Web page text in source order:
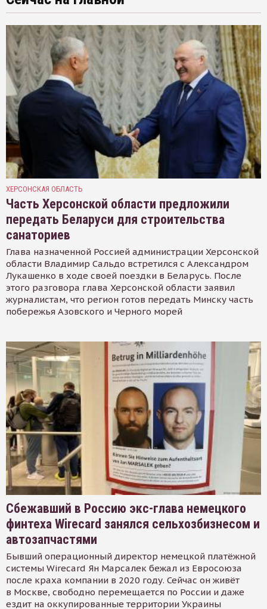
ХЕРСОНСКАЯ ОБЛАСТЬ
Часть Херсонской области предложили
передать Беларуси для строительства
санаториев
Глава назначенной Россией администрации Херсонской
области Владимир Сальдо встретился с Александром
Лукашенко в ходе своей поездки в Беларусь. После
этого разговора глава Херсонской области заявил
журналистам, что регион готов передать Минску часть
побережья Азовского и Черного морей
Сбежавший в Россию экс-глава немецкого
финтеха Wirecard занялся сельхозбизнесом и
автозапчастями
Бывший операционный директор немецкой платёжной
системы Wirecard Ян Марсалек бежал из Евросоюза
после краха компании в 2020 году. Сейчас он живёт
в Москве, свободно перемещается по России и даже
ездит на оккупированные территории Украины